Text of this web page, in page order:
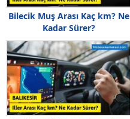
Bilecik Muş Arası Kaç km? Ne
Kadar Sürer?